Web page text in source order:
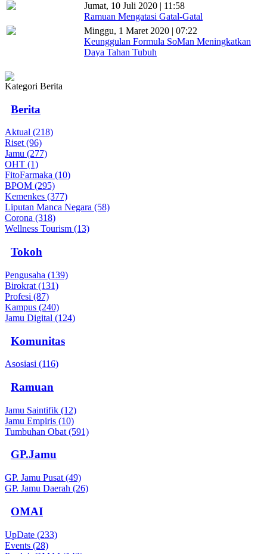
Jumat, 10 Juli 2020 | 11:58
Ramuan Mengatasi Gatal-Gatal
Minggu, 1 Maret 2020 | 07:22
Keunggulan Formula SoMan Meningkatkan
Daya Tahan Tubuh
Kategori Berita
Berita
Aktual (218)
Riset (96)
Jamu (277)
OHT (1)
FitoFarmaka (10)
BPOM (295)
Kemenkes (377)
Liputan Manca Negara (58)
Corona (318)
Wellness Tourism (13)
Tokoh
Pengusaha (139)
Birokrat (131)
Profesi (87)
Kampus (240)
Jamu Digital (124)
Komunitas
Asosiasi (116)
Ramuan
Jamu Saintifik (12)
Jamu Empiris (10)
Tumbuhan Obat (591)
GP.Jamu
GP. Jamu Pusat (49)
GP. Jamu Daerah (26)
OMAI
UpDate (233)
Events (28)